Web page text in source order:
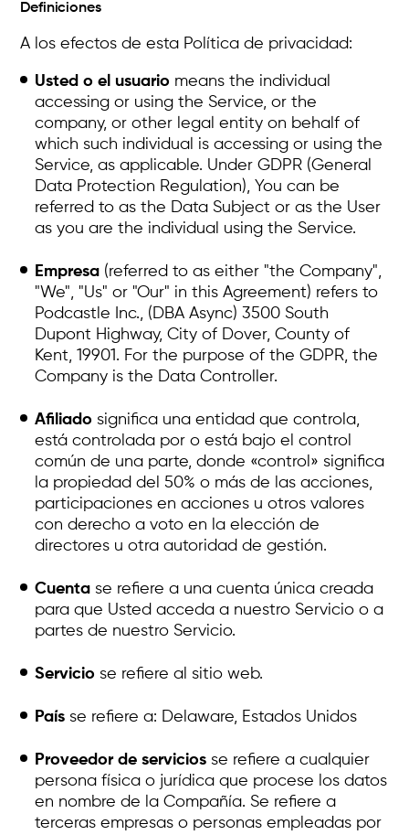
Definiciones
A los efectos de esta Política de privacidad:
Usted o el usuario means the individual
accessing or using the Service, or the
company, or other legal entity on behalf of
which such individual is accessing or using the
Service, as applicable. Under GDPR (General
Data Protection Regulation), You can be
referred to as the Data Subject or as the User
as you are the individual using the Service.
Empresa (referred to as either "the Company",
"We", "Us" or "Our" in this Agreement) refers to
Podcastle Inc., (DBA Async) 3500 South
Dupont Highway, City of Dover, County of
Kent, 19901. For the purpose of the GDPR, the
Company is the Data Controller.
Afiliado significa una entidad que controla,
está controlada por o está bajo el control
común de una parte, donde «control» significa
la propiedad del 50% o más de las acciones,
participaciones en acciones u otros valores
con derecho a voto en la elección de
directores u otra autoridad de gestión.
Cuenta se refiere a una cuenta única creada
para que Usted acceda a nuestro Servicio o a
partes de nuestro Servicio.
Servicio se refiere al sitio web.
País se refiere a: Delaware, Estados Unidos
Proveedor de servicios se refiere a cualquier
persona física o jurídica que procese los datos
en nombre de la Compañía. Se refiere a
terceras empresas o personas empleadas por